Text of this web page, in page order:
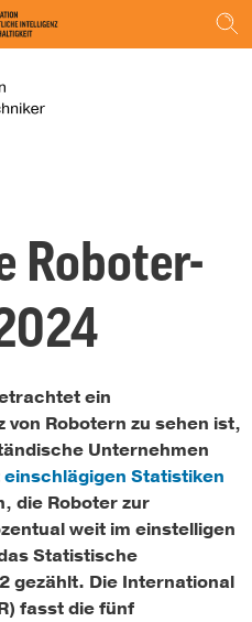
Roboter-
ein
Robotern zu sehen ist,
Unternehmen
einschlägigen Statistiken
die Roboter zur
weit im einstelligen
Statistische
gezählt. Die International
fasst die fünf